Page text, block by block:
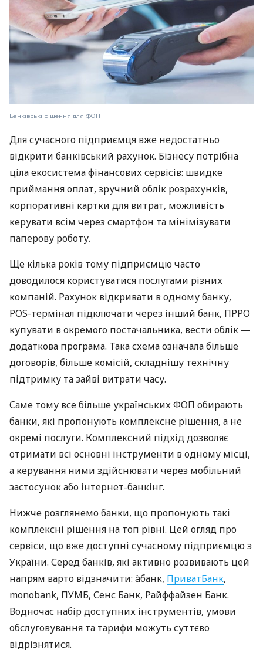
Банківські рішення для ФОП
Для сучасного підприємця вже недостатньо
відкрити банківський рахунок. Бізнесу потрібна
ціла екосистема фінансових сервісів: швидке
приймання оплат, зручний облік розрахунків,
корпоративні картки для витрат, можливість
керувати всім через смартфон та мінімізувати
паперову роботу.
Ще кілька років тому підприємцю часто
доводилося користуватися послугами різних
компаній. Рахунок відкривати в одному банку,
POS-термінал підключати через інший банк, ПРРО
купувати в окремого постачальника, вести облік —
додаткова програма. Така схема означала більше
договорів, більше комісій, складнішу технічну
підтримку та зайві витрати часу.
Саме тому все більше українських ФОП обирають
банки, які пропонують комплексне рішення, а не
окремі послуги. Комплексний підхід дозволяє
отримати всі основні інструменти в одному місці,
а керування ними здійснювати через мобільний
застосунок або інтернет-банкінг.
Нижче розглянемо банки, що пропонують такі
комплексні рішення на топ рівні. Цей огляд про
сервіси, що вже доступні сучасному підприємцю з
України. Серед банків, які активно розвивають цей
напрям варто відзначити: àбанк, ПриватБанк,
monobank, ПУМБ, Сенс Банк, Райффайзен Банк.
Водночас набір доступних інструментів, умови
обслуговування та тарифи можуть суттєво
відрізнятися.